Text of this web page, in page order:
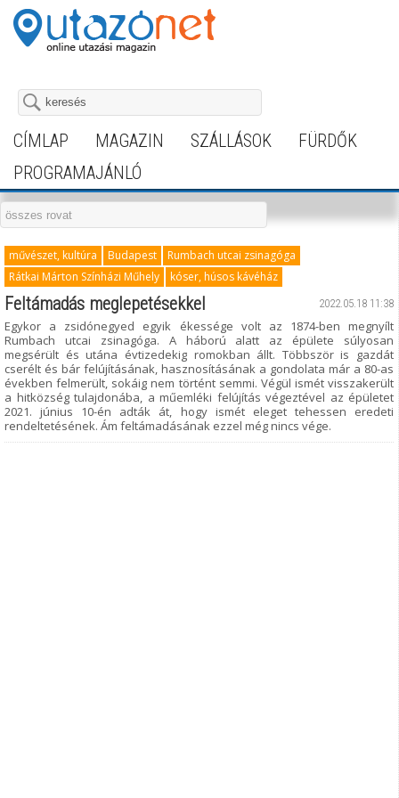
CÍMLAP MAGAZIN SZÁLLÁSOK
FÜRDŐK
PROGRAMAJÁNLÓ
művészet, kultúra Budapest
Rumbach utcai zsinagóga
Rátkai Márton Színházi Műhely
kóser, húsos kávéház
2022.05.18 11:38
Feltámadás meglepetésekkel
Egykor a zsidónegyed egyik ékessége volt az 1874-ben megnyílt
Rumbach utcai zsinagóga. A háború alatt az épülete súlyosan
megsérült és utána évtizedekig romokban állt. Többször is gazdát
cserélt és bár felújításának, hasznosításának a gondolata már a 80-as
években felmerült, sokáig nem történt semmi. Végül ismét visszakerült
a hitközség tulajdonába, a műemléki felújítás végeztével az épületet
2021. június 10-én adták át, hogy ismét eleget tehessen eredeti
rendeltetésének. Ám feltámadásának ezzel még nincs vége.